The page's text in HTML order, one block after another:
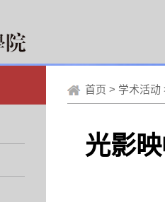
首页 > 学术活动
光影